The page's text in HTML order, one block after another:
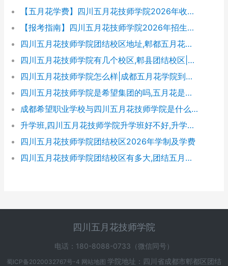
【五月花学费】四川五月花技师学院2026年收费标准及招生专业
【报考指南】四川五月花技师学院2026年招生简章及学费表
四川五月花技师学院团结校区地址,郫都五月花校园环境好不好
四川五月花技师学院有几个校区,郫县团结校区|金堂校区|康定分校
四川五月花技师学院怎么样|成都五月花学院到底好不好
四川五月花技师学院是希望集团的吗,五月花是哪个集团的
成都希望职业学校与四川五月花技师学院是什么关系
升学班,四川五月花技师学院升学班好不好,升学率高吗|升学保障
四川五月花技师学院团结校区2026年学制及学费
四川五月花技师学院团结校区有多大,团结五月花有多少学生
四川五月花技师学院
电话：180-8088-0733（微信同号）
蜀ICP备2020032767号-4 网站地图 学院地址：四川省成都市郫都区团结